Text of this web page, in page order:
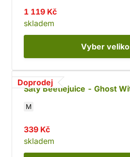
1 119 Kč
skladem
Vyber
Doprodej
Šaty Beetlejuice - Ghost
M
339 Kč
skladem